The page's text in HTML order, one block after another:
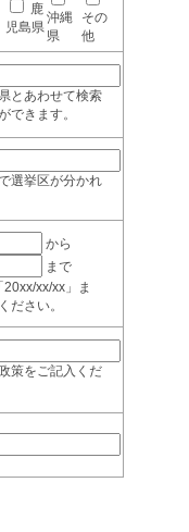
鹿
児島県
沖縄
県
その
他
とあわせて検索
できます。
選挙区が分かれ
から
まで
xx/xx」ま
さい。
策をご記入くだ